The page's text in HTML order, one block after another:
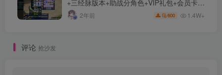
+三经脉版本+助战分角色+VIP礼包+会员卡
+剧情活动+视频搭建及其他修改资料
2年前 600 1.4W+
评论 抢沙发